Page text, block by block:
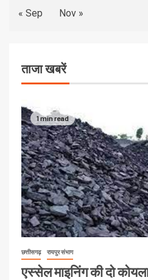
« Sep Nov »
ताजा खबरें
1 min read
छत्तीसगढ़ रायपुर संभाग
एस्सेल माइनिंग की दो